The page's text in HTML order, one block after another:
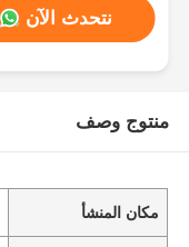
نتحدث الآن
منتوج وصف
مكان المنشأ